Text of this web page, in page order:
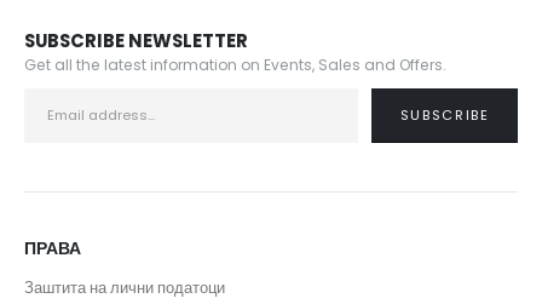
SUBSCRIBE NEWSLETTER
Get all the latest information on Events, Sales and Offers.
ПРАВА
Заштита на лични податоци